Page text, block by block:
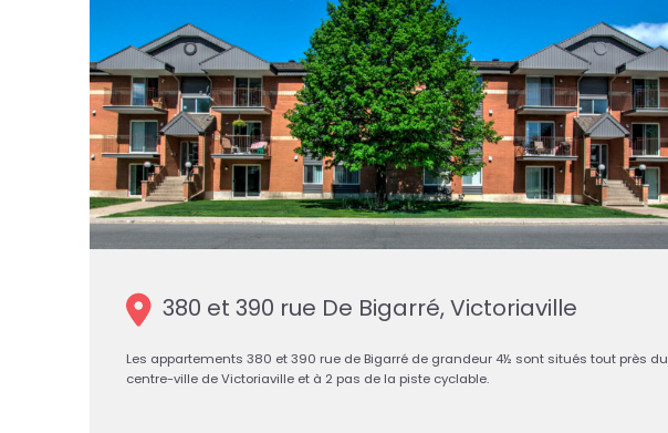
380 et 390 rue De Bigarré, Victoriaville
Les appartements 380 et 390 rue de Bigarré de grandeur 4½ sont situés tout près du
centre-ville de Victoriaville et à 2 pas de la piste cyclable.